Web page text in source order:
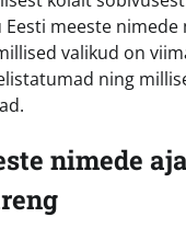
meeste nimede
valikud on
ning
nimede